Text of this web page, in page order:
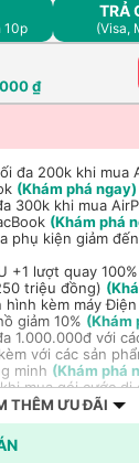
10p
TRẢ
(Visa,
₫
đa 200k khi mua
(Khám phá ngay)
300k khi mua
(Khám phá
phụ kiện giảm
+1 lượt quay
triệu đồng)
hình kèm máy
giảm 10% (Khám
1.000.000đ với
với các sản
minh (Khám phá
mua gói cước di
ngày - Trải
cho khách hàng
(Khám phá ngay)
THÊM ƯU ĐÃI